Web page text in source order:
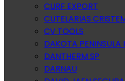
CURF EXPORT
CUTELARIAS
CV TOOLS
DAKOTA PENINSULA
DANTHERM SP
DARNAU